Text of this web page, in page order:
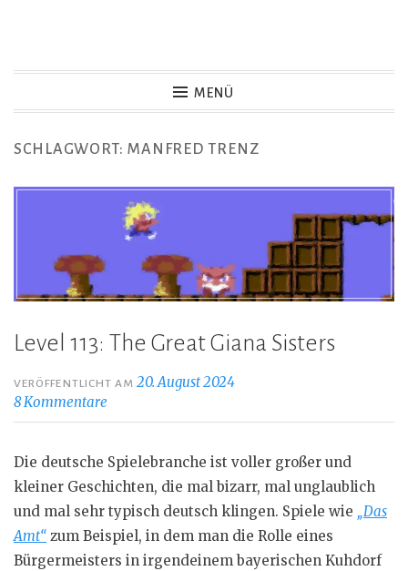
Game Not Over
MENÜ
SCHLAGWORT: MANFRED TRENZ
Level 113: The Great Giana Sisters
VERÖFFENTLICHT AM20. August 2024
8 Kommentare
Die deutsche Spielebranche ist voller großer und
kleiner Geschichten, die mal bizarr, mal unglaublich
und mal sehr typisch deutsch klingen. Spiele wie „Das
Amt“ zum Beispiel, in dem man die Rolle eines
Bürgermeisters in irgendeinem bayerischen Kuhdorf